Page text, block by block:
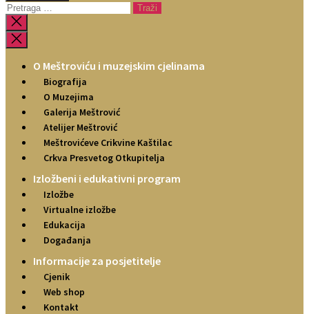
O Meštroviću i muzejskim cjelinama
Biografija
O Muzejima
Galerija Meštrović
Atelijer Meštrović
Meštrovićeve Crikvine Kaštilac
Crkva Presvetog Otkupitelja
Izložbeni i edukativni program
Izložbe
Virtualne izložbe
Edukacija
Događanja
Informacije za posjetitelje
Cjenik
Web shop
Kontakt